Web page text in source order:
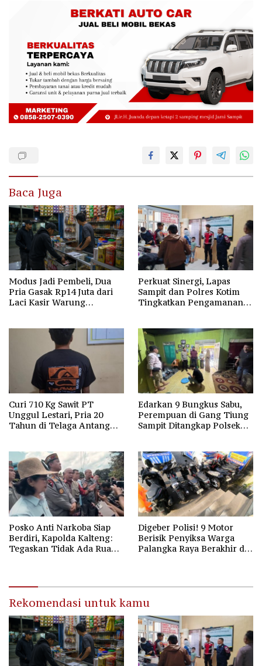
Baca Juga
Modus Jadi Pembeli, Dua
Pria Gasak Rp14 Juta dari
Laci Kasir Warung
Perkuat Sinergi, Lapas
Sampit dan Polres Kotim
Tingkatkan Pengamanan
Curi 710 Kg Sawit PT
Unggul Lestari, Pria 20
Tahun di Telaga Antang
Edarkan 9 Bungkus Sabu,
Perempuan di Gang Tiung
Sampit Ditangkap Polsek
Posko Anti Narkoba Siap
Berdiri, Kapolda Kalteng:
Tegaskan Tidak Ada Ruang
Digeber Polisi! 9 Motor
Berisik Penyiksa Warga
Palangka Raya Berakhir di
Rekomendasi untuk kamu